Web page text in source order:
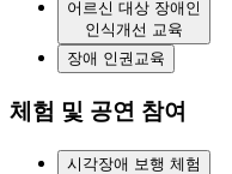
어르신 대상 장애인
인식개선 교육
장애 인권교육
체험 및 공연 참여
시각장애 보행 체험